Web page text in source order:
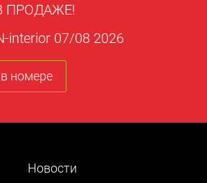
ПРОДАЖЕ!
interior 07/08 2026
номере
Новости